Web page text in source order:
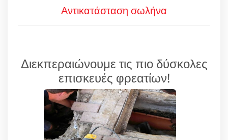
Αντικατάσταση σωλήνα
Διεκπεραιώνουμε τις πιο δύσκολες
επισκευές φρεατίων!